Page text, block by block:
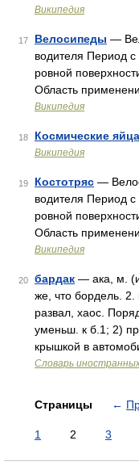
Википедия
17 Велосипеды —
водителя Период
ровной
Область
Википедия
18 Космические яйца
Википедия
19 Костотряс —
водителя Период
ровной
Область
Википедия
20 бардак — ака, м.
же, что бордель.
развал, хаос.
уменьш. к б.1; 2)
крышкой в
Словарь
Страницы ←
1 2 3